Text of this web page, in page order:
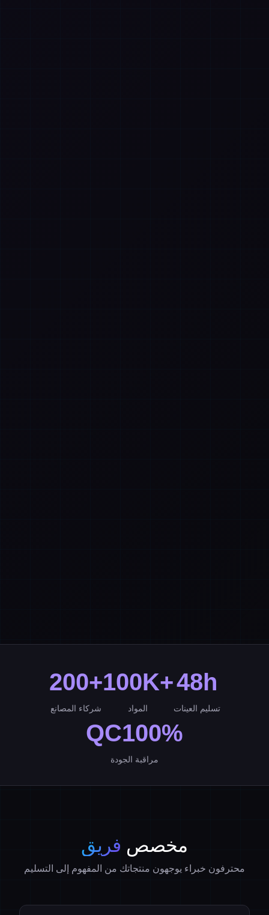
200+
شركاء المصانع
100K+
المواد
48h
تسليم العينات
QC100%
مراقبة الجودة
مخصص فريق
محترفون خبراء يوجهون منتجاتك من المفهوم إلى التسليم